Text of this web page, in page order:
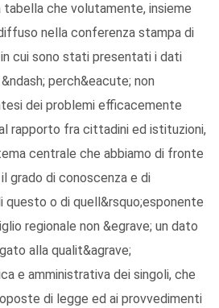
tabella che volutamente, insieme
nella conferenza stampa di
cui sono stati presentati i dati
perch&eacute; non
dei problemi efficacemente
rapporto fra cittadini ed istituzioni,
centrale che abbiamo di fronte
grado di conoscenza e di
questo o di quell&rsquo;esponente
regionale non &egrave; un dato
alla qualit&agrave;
e amministrativa dei singoli, che
di legge ed ai provvedimenti